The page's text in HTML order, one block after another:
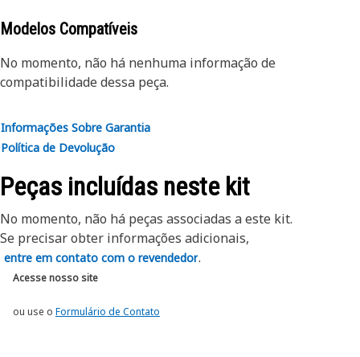
Aplicação:
Ferramenta do Revendedor
Consulte o manual do proprietário ou entre em contato
com o Revendedor Cat local para obter mais informações.
Modelos Compatíveis
No momento, não há nenhuma informação de
compatibilidade dessa peça.
Informações Sobre Garantia
Política de Devolução
Peças incluídas neste kit
No momento, não há peças associadas a este kit.
Se precisar obter informações adicionais,
entre em contato com o revendedor
Acesse nosso site
ou use o Formulário de Contato
.